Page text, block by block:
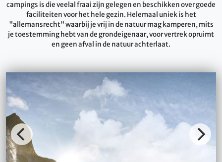
campings is die veelal fraai zijn gelegen en beschikken over goede
faciliteiten voor het hele gezin. Helemaal uniek is het
"allemansrecht" waarbij je vrij in de natuur mag kamperen, mits
je toestemming hebt van de grondeigenaar, voor vertrek opruimt
en geen afval in de natuur achterlaat.